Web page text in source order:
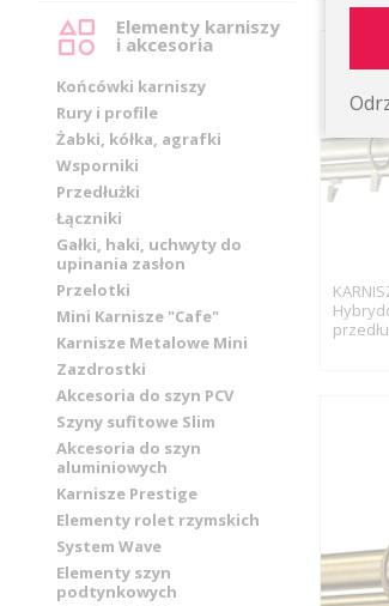
Elementy karniszy
i akcesoria
Końcówki karniszy
Rury i profile
Żabki, kółka, agrafki
Wsporniki
Przedłużki
Łączniki
Gałki, haki, uchwyty do
upinania zasłon
Przelotki
Mini Karnisze "Cafe"
Karnisze Metalowe Mini
Zazdrostki
Akcesoria do szyn PCV
Szyny sufitowe Slim
Akcesoria do szyn
aluminiowych
Karnisze Prestige
Elementy rolet rzymskich
System Wave
Elementy szyn
podtynkowych